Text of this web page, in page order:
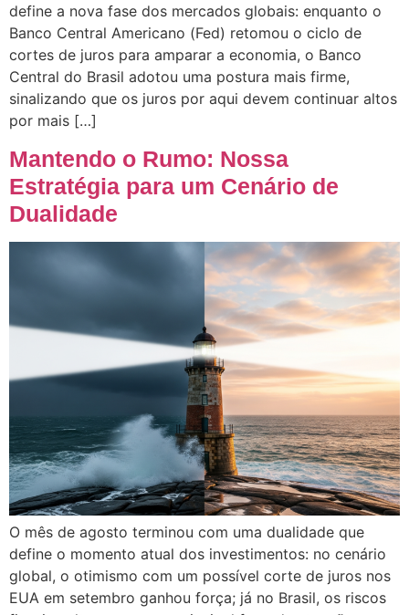
define a nova fase dos mercados globais: enquanto o
Banco Central Americano (Fed) retomou o ciclo de
cortes de juros para amparar a economia, o Banco
Central do Brasil adotou uma postura mais firme,
sinalizando que os juros por aqui devem continuar altos
por mais […]
Mantendo o Rumo: Nossa
Estratégia para um Cenário de
Dualidade
O mês de agosto terminou com uma dualidade que
define o momento atual dos investimentos: no cenário
global, o otimismo com um possível corte de juros nos
EUA em setembro ganhou força; já no Brasil, os riscos